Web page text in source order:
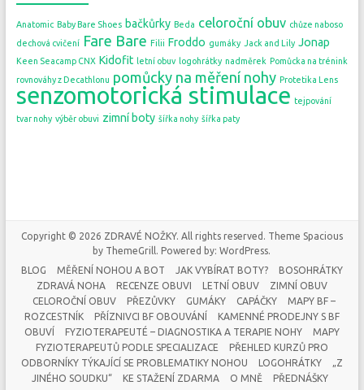
Anatomic Baby Bare Shoes bačkůrky Beda celoroční obuv chůze naboso
dechová cvičení Fare Bare Filii Froddo gumáky Jack and Lily Jonap
Keen Seacamp CNX Kidofit letní obuv logohrátky nadměrek Pomůcka na trénink
rovnováhy z Decathlonu pomůcky na měření nohy Protetika Lens
senzomotorická stimulace tejpování
tvar nohy výběr obuvi zimní boty šířka nohy šířka paty
Copyright © 2026 ZDRAVÉ NOŽKY. All rights reserved. Theme Spacious
by ThemeGrill. Powered by:WordPress.
BLOG
MĚŘENÍ NOHOU A BOT JAK VYBÍRAT BOTY?
BOSOHRÁTKY
ZDRAVÁ NOHA
RECENZE OBUVI LETNÍ OBUV
ZIMNÍ OBUV
CELOROČNÍ OBUV
PŘEZŮVKY GUMÁKY CAPÁČKY
MAPY BF –
ROZCESTNÍK
PŘÍZNIVCI BF OBOUVÁNÍ
KAMENNÉ PRODEJNY S BF
OBUVÍ
FYZIOTERAPEUTÉ – DIAGNOSTIKA A TERAPIE NOHY
MAPY
FYZIOTERAPEUTŮ PODLE SPECIALIZACE
PŘEHLED KURZŮ PRO
ODBORNÍKY TÝKAJÍCÍ SE PROBLEMATIKY NOHOU
LOGOHRÁTKY
„Z
JINÉHO SOUDKU“
KE STAŽENÍ ZDARMA O MNĚ
PŘEDNÁŠKY